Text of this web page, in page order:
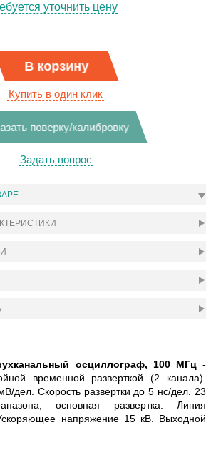
уточнить цену
В корзину
Купить в один клик
поверку/калибровку
Задать вопрос
осциллограф, 100 МГц-
временной разверткой (2 канала).
дел. Скорость развертки до 5 нс/дел. 23
основная развертка. Линия
напряжение 15 кВ. Выходной